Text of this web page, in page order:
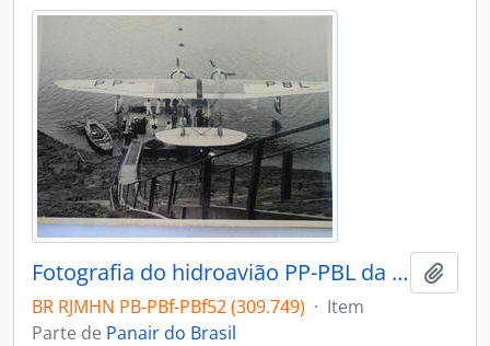
Fotografia do hidroavião PP-PBL da Panair do Brasil S. A. em Porto Velho, Rondônia, estacionado no cais de embarque
BR RJMHN PB-PBf-PBf52 (309.749) · Item
Parte de Panair do Brasil